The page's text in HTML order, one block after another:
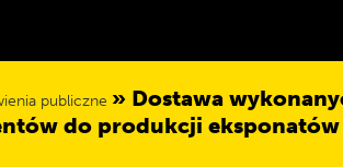
publiczne
Dostawa
do produkcji eksponatów